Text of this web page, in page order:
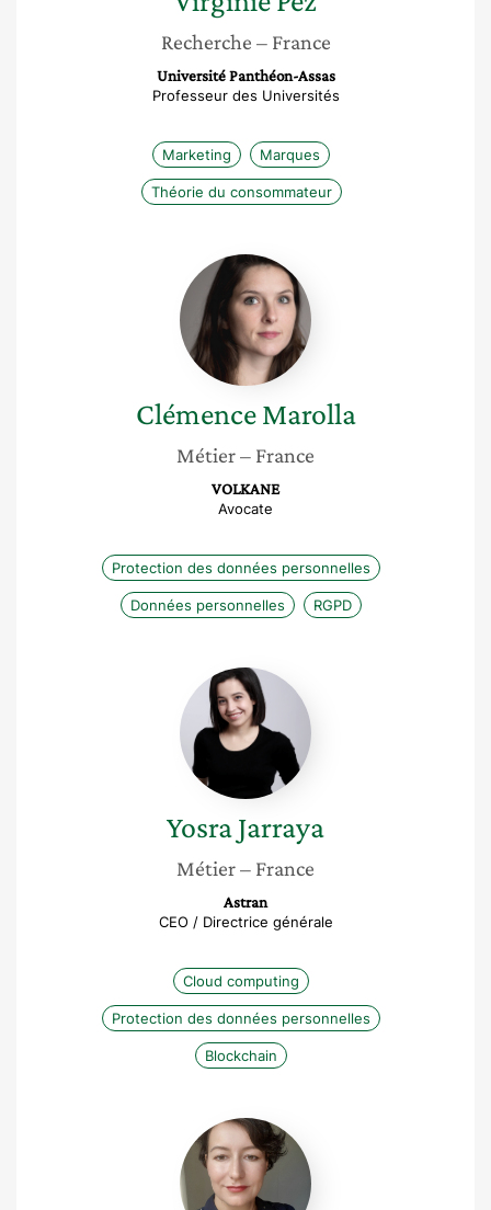
Recherche – France
Université Panthéon-Assas
Professeur des Universités
Marketing Marques
Théorie du consommateur
Clémence
Marolla
Clémence Marolla
Métier– France
VOLKANE
Avocate
Protection des données personnelles
Données personnelles RGPD
Yosra
Jarraya
YosraJarraya
Métier– France
Astran
CEO / Directrice générale
Cloud computing
Protection des données personnelles
Blockchain
Audrey
Baneyx